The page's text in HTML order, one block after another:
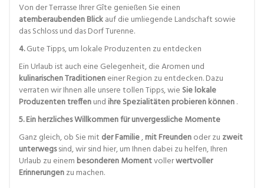
Von der Terrasse Ihrer Gîte genießen Sie einen
atemberaubenden Blickauf die umliegende Landschaft sowie
das Schloss und das Dorf Turenne.
4.Gute Tipps, um lokale Produzenten zu entdecken
Ein Urlaub ist auch eine Gelegenheit, die Aromen und
kulinarischen Traditioneneiner Region zu entdecken. Dazu
verraten wir Ihnen alle unsere tollen Tipps, wie Sie lokale
Produzenten treffenund ihre Spezialitäten probieren können.
5. Ein herzliches Willkommen für unvergessliche Momente
Ganz gleich, ob Sie mit der Familie,mit Freundenoder zu zweit
unterwegssind, wir sind hier, um Ihnen dabei zu helfen, Ihren
Urlaub zu einem besonderen Momentvollerwertvoller
Erinnerungenzu machen.